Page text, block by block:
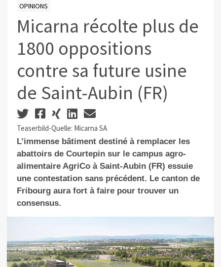
OPINIONS
Micarna récolte plus de
1800 oppositions
contre sa future usine
de Saint-Aubin (FR)
Teaserbild-Quelle: Micarna SA
L’immense bâtiment destiné à remplacer les
abattoirs de Courtepin sur le campus agro-
alimentaire AgriCo à Saint-Aubin (FR) essuie
une contestation sans précédent. Le canton de
Fribourg aura fort à faire pour trouver un
consensus.